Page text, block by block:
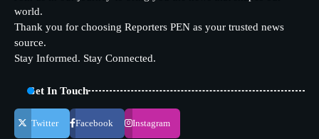
world.
Thank you for choosing Reporters PEN as your trusted news
source.
Stay Informed. Stay Connected.
Get In Touch
Twitter Facebook Instagram